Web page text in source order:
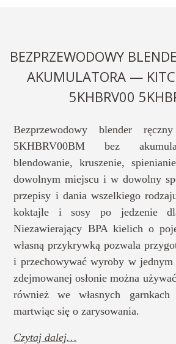
BEZPRZEWODOWY
AKUMULATORA —
5KHBRV00
Bezprzewodowy blender
5KHBRV00BM bez
blendowanie, kruszenie,
dowolnym miejscu i w dowolny
przepisy i dania wszelkiego
koktajle i sosy po jedzenie
Niezawierający BPA kielich o
własną przykrywką pozwala
i przechowywać wyroby w
zdejmowanej osłonie można
również we własnych
martwiąc się o zarysowania.
Czytaj dalej…